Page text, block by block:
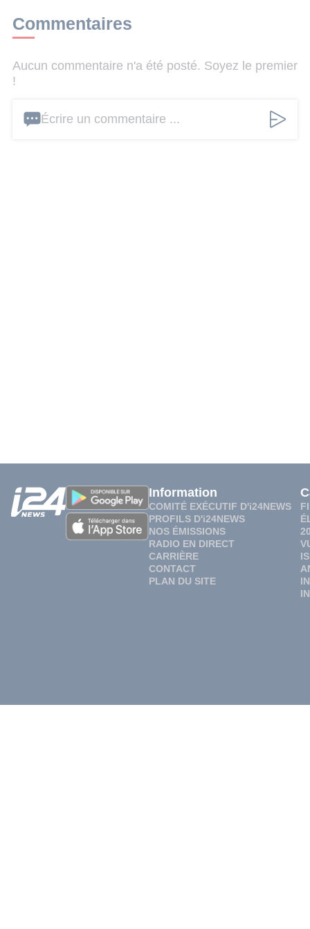
Commentaires
Aucun commentaire n'a été posté. Soyez le premier
!
Écrire un commentaire ...
Information
COMITÉ EXÉCUTIF D'i24NEWS
PROFILS D'i24NEWS
NOS ÉMISSIONS
RADIO EN DIRECT
CARRIÈRE
CONTACT
PLAN DU SITE